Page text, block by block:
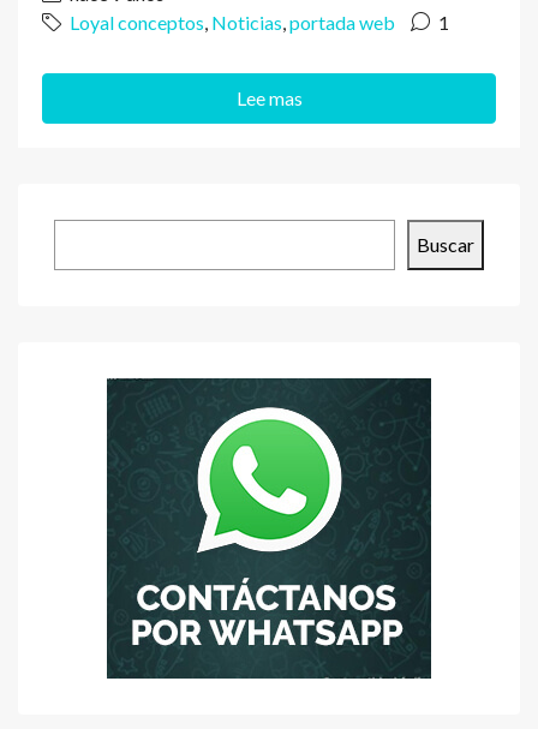
Loyal conceptos, Noticias,portada web 1
Lee mas
Buscar